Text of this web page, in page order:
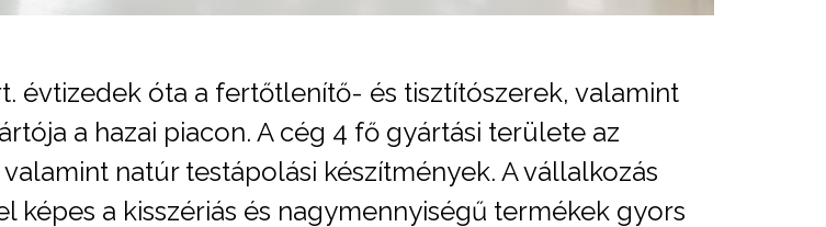
évtizedek óta a fertőtlenítő- és tisztítószerek, valamint
a hazai piacon. A cég 4 fő gyártási területe az
natúr testápolási készítmények. A vállalkozás
képes a kisszériás és nagymennyiségű termékek gyors